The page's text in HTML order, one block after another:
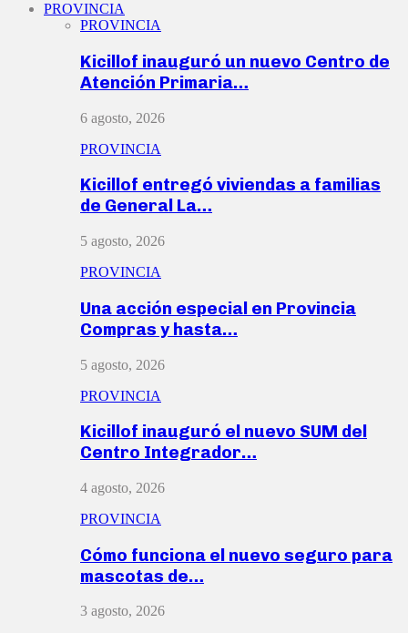
PROVINCIA
PROVINCIA
Kicillof inauguró un nuevo Centro de
Atención Primaria…
6 agosto, 2026
PROVINCIA
Kicillof entregó viviendas a familias
de General La…
5 agosto, 2026
PROVINCIA
Una acción especial en Provincia
Compras y hasta…
5 agosto, 2026
PROVINCIA
Kicillof inauguró el nuevo SUM del
Centro Integrador…
4 agosto, 2026
PROVINCIA
Cómo funciona el nuevo seguro para
mascotas de…
3 agosto, 2026